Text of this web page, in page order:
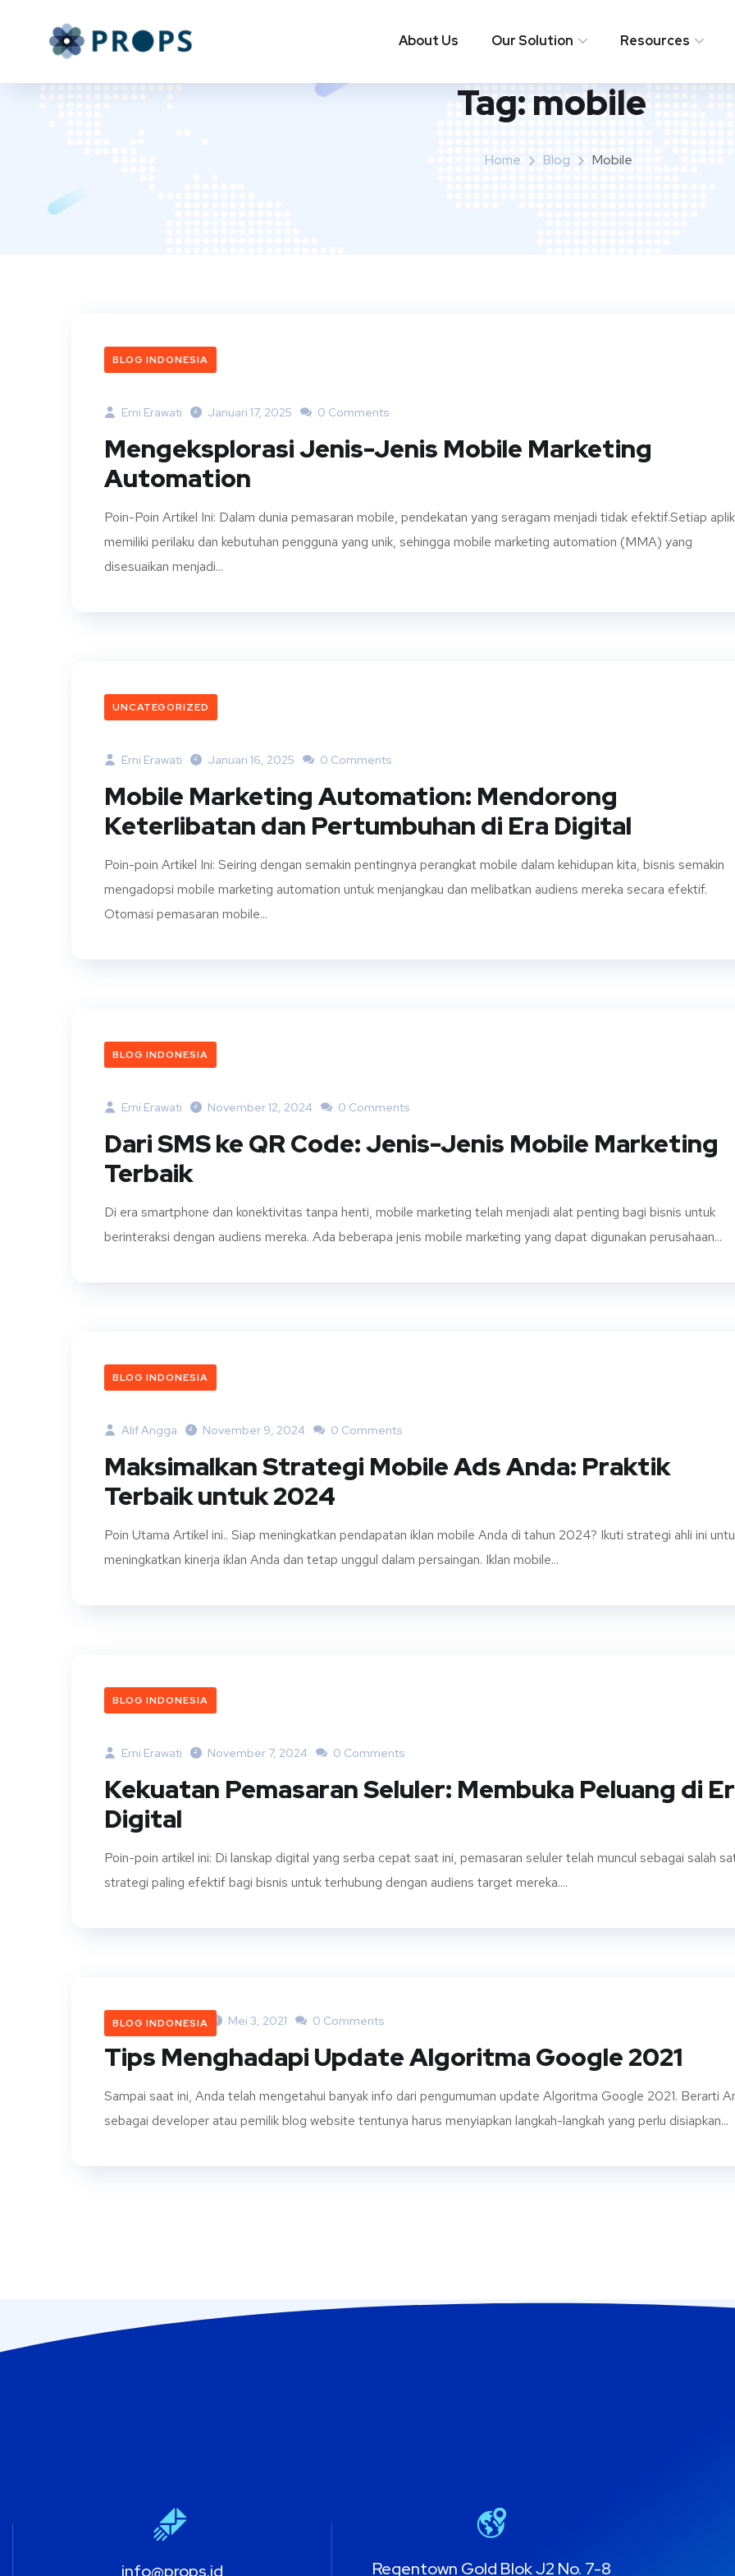
About Us Our Solution Resources
Tag:mobile
Home Blog Mobile
BLOG INDONESIA
Erni Erawati Januari 17, 2025 0 Comments
Mengeksplorasi Jenis-Jenis Mobile Marketing
Automation
Poin-Poin Artikel Ini: Dalam dunia pemasaran mobile, pendekatan yang seragam menjadi tidak efektif.Setiap
memiliki perilaku dan kebutuhan pengguna yang unik, sehingga mobile marketing automation (MMA) yang
disesuaikan menjadi...
UNCATEGORIZED
Erni Erawati Januari 16, 2025 0 Comments
Mobile Marketing Automation: Mendorong
Keterlibatan dan Pertumbuhan di Era Digital
Poin-poin Artikel Ini: Seiring dengan semakin pentingnya perangkat mobile dalam kehidupan kita, bisnis semakin
mengadopsi mobile marketing automation untuk menjangkau dan melibatkan audiens mereka secara efektif.
Otomasi pemasaran mobile...
BLOG INDONESIA
Erni Erawati November 12, 2024 0 Comments
Dari SMS ke QR Code: Jenis-Jenis Mobile Marketing
Terbaik
Di era smartphone dan konektivitas tanpa henti, mobile marketing telah menjadi alat penting bagi bisnis untuk
berinteraksi dengan audiens mereka. Ada beberapa jenis mobile marketing yang dapat digunakan perusahaan...
BLOG INDONESIA
Alif Angga November 9, 2024 0 Comments
Maksimalkan Strategi Mobile Ads Anda: Praktik
Terbaik untuk 2024
Poin Utama Artikel ini.. Siap meningkatkan pendapatan iklan mobile Anda di tahun 2024? Ikuti strategi ahli ini
meningkatkan kinerja iklan Anda dan tetap unggul dalam persaingan. Iklan mobile...
BLOG INDONESIA
Erni Erawati November 7, 2024 0 Comments
Kekuatan Pemasaran Seluler: Membuka Peluang di
Digital
Poin-poin artikel ini: Di lanskap digital yang serba cepat saat ini, pemasaran seluler telah muncul sebagai salah
strategi paling efektif bagi bisnis untuk terhubung dengan audiens target mereka....
BLOG INDONESIA
Jihan Maharani Mei 3, 2021 0 Comments
Tips Menghadapi Update Algoritma Google 2021
Sampai saat ini, Anda telah mengetahui banyak info dari pengumuman update Algoritma Google 2021. Berarti
sebagai developer atau pemilik blog website tentunya harus menyiapkan langkah-langkah yang perlu disiapkan...
info@props.id Regentown Gold Blok J2 No. 7-8